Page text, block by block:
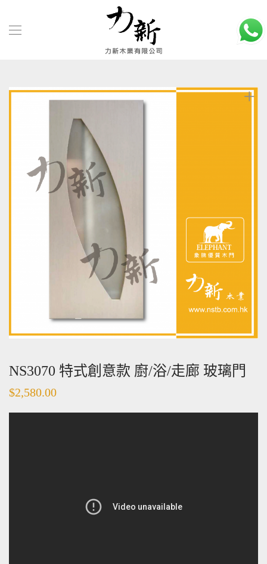
NS3070 特式創意款 廚/浴/走廊 玻璃門
$2,580.00